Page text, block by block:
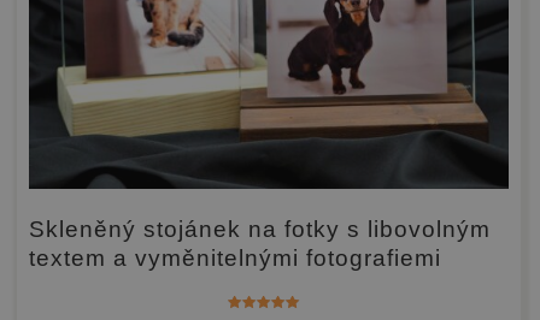
Skleněný stojánek na fotky s libovolným
textem a vyměnitelnými fotografiemi